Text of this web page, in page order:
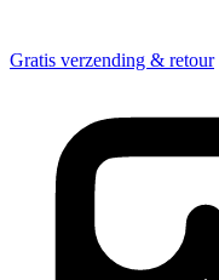
Gratis verzending & retour